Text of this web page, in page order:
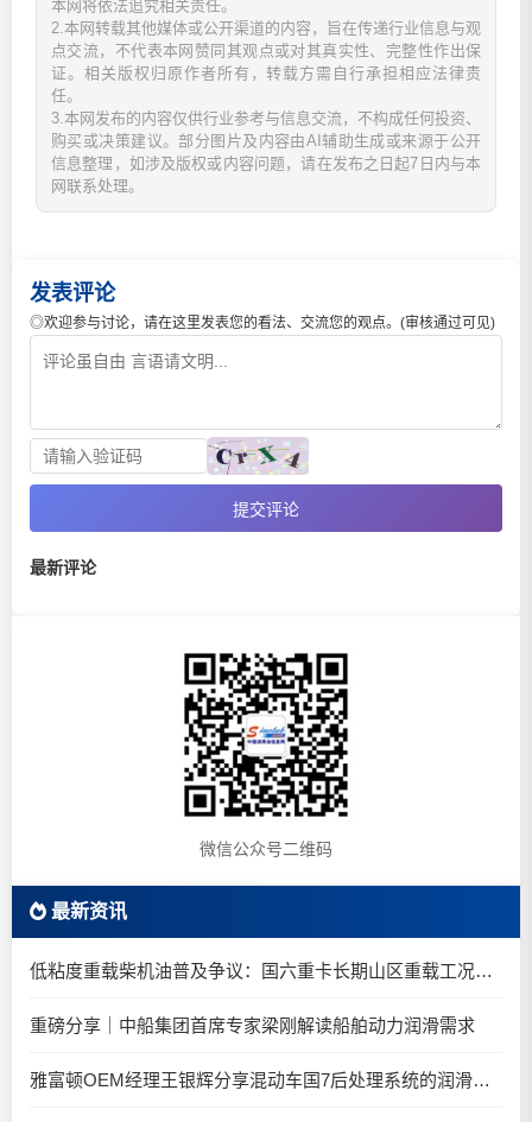
本网将依法追究相关责任。
2.本网转载其他媒体或公开渠道的内容，旨在传递行业信息与观
点交流，不代表本网赞同其观点或对其真实性、完整性作出保
证。相关版权归原作者所有，转载方需自行承担相应法律责
任。
3.本网发布的内容仅供行业参考与信息交流，不构成任何投资、
购买或决策建议。部分图片及内容由AI辅助生成或来源于公开
信息整理，如涉及版权或内容问题，请在发布之日起7日内与本
网联系处理。
发表评论
◎欢迎参与讨论，请在这里发表您的看法、交流您的观点。(审核通过可见)
提交评论
最新评论
微信公众号二维码
最新资讯
低粘度重载柴机油普及争议：国六重卡长期山区重载工况是否适合0W-20柴油机油？
重磅分享｜中船集团首席专家梁刚解读船舶动力润滑需求
雅富顿OEM经理王银辉分享混动车国7后处理系统的润滑油要求